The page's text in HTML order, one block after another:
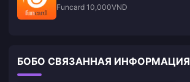
Funcard 10,000VND
БОБО СВЯЗАННАЯ ИНФОРМАЦИЯ